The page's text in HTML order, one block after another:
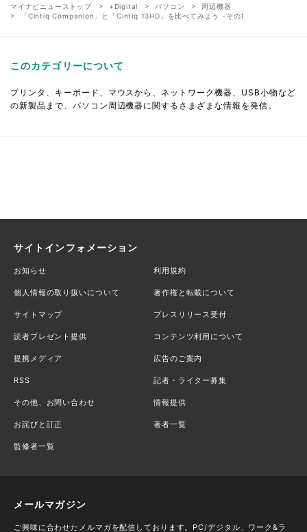
マイナビニューストップ +Digital パソコン
周辺機器
「Cintiq Companion」と「Cintiq 13HD」を比べてみよう -その1
このカテゴリーについて
プリンタ、キーボード、マウスから、ネットワーク機器、USB小物など
の新製品まで、パソコン周辺機器に関するさまざまな情報を発信。
サイトインフォメーション
お知らせ 利用規約
個人情報の取り扱いについて 著作権と転載について
サイトマップ プレスリリース受付
読者プレゼント提供 コンテンツ利用について
提携メディア 広告のご案内
RSS 記者・ライター募集
その他、お問い合わせ 情報提供
お詫びと訂正 著者一覧
監修者一覧
メールマガジン
ご興味に合わせたメルマガを配信しております。PC/デジタル、ワーク&ラ